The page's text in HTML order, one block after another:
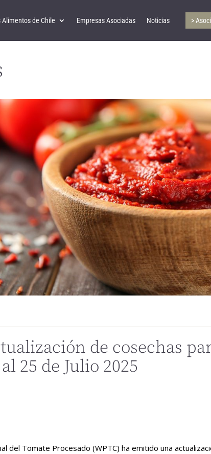
Alimentos de Chile Empresas Asociadas Noticias >
de cosechas
25 de Julio 2025
del Tomate Procesado (WPTC) ha emitido una